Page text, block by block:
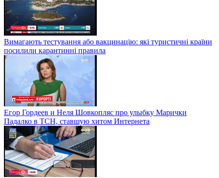
Вимагають тестування або вакцинацію: які туристичні країни
посилили карантинні правила
Егор Гордеев и Неля Шовкопляс про улыбку Марички
Падалко в ТСН, ставшую хитом Интернета